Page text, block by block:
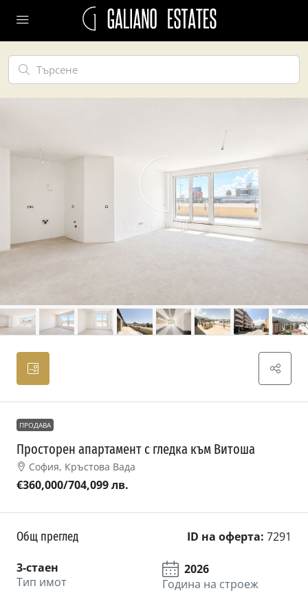
ПРОДАВА
Просторен апартамент с гледка към Витоша
София, Кръстова Вада
€360,000/704,099 лв.
Общ преглед ID на оферта: 7291
3-стаен
Тип имот
2026
Година на строеж